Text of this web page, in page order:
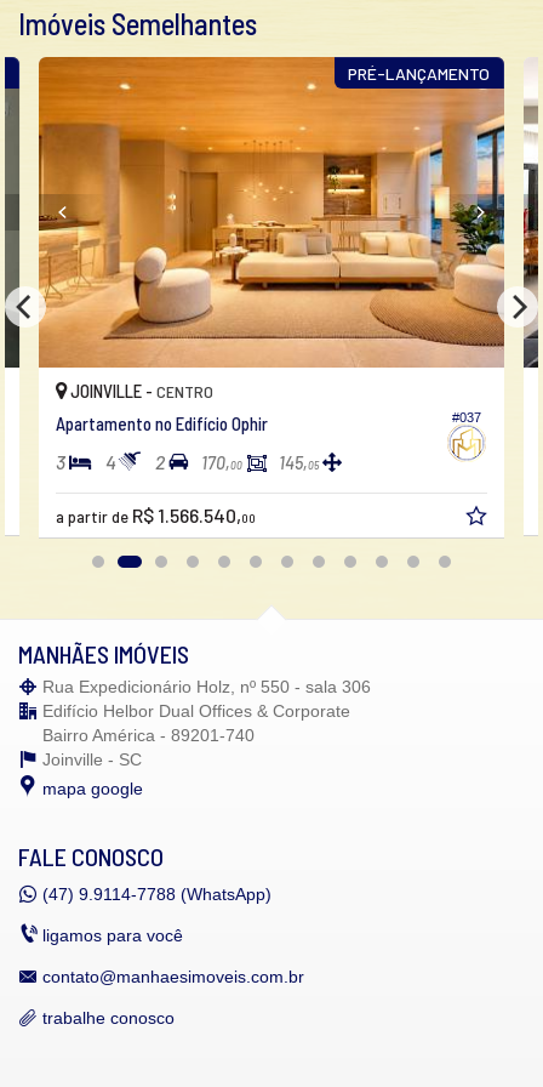
Imóveis Semelhantes
PRÉ-LANÇAMENTO
#037
JOINVILLE -CENTRO
Apartamento no Edifício Ophir
3 4 2 170,00 145,05
a partir de R$ 1.566.540,00
MANHÃES IMÓVEIS
Rua Expedicionário Holz, nº 550 - sala 306
Edifício Helbor Dual Offices & Corporate
Bairro América - 89201-740
Joinville - SC
mapa google
FALE CONOSCO
(47) 9.9114-7788 (WhatsApp)
ligamos para você
contato@manhaesimoveis.com.br
trabalhe conosco